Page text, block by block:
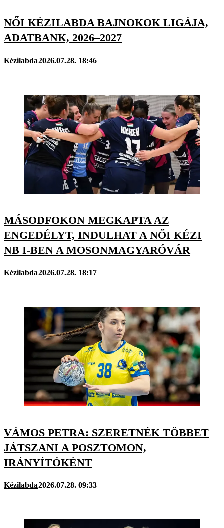
NŐI KÉZILABDA BAJNOKOK LIGÁJA,
ADATBANK, 2026–2027
Kézilabda2026.07.28. 18:46
MÁSODFOKON MEGKAPTA AZ
ENGEDÉLYT, INDULHAT A NŐI KÉZI
NB I-BEN A MOSONMAGYARÓVÁR
Kézilabda2026.07.28. 18:17
VÁMOS PETRA: SZERETNÉK TÖBBET
JÁTSZANI A POSZTOMON,
IRÁNYÍTÓKÉNT
Kézilabda2026.07.28. 09:33